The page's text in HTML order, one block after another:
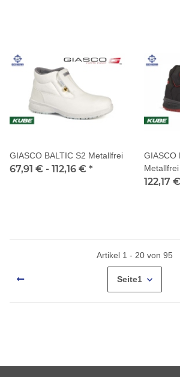
GIASCO BALTIC S2 Metallfrei
67,91 € - 112,16 € *
GIASCO
Metallfrei
122,17 €
Artikel 1 - 20 von 95
Seite1